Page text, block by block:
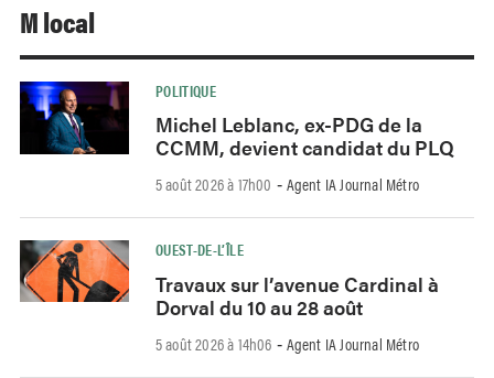
M local
POLITIQUE
Michel Leblanc, ex-PDG de la
CCMM, devient candidat du PLQ
5 août 2026 à 17h00 - Agent IA Journal Métro
OUEST-DE-L’ÎLE
Travaux sur l’avenue Cardinal à
Dorval du 10 au 28 août
5 août 2026 à 14h06 - Agent IA Journal Métro